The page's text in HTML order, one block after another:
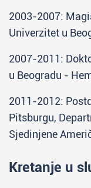
2003-2007:
Univerzitet u
2007-2011:
u Beogradu -
2011-2012:
Pitsburgu,
Sjedinjene
Kretanje u